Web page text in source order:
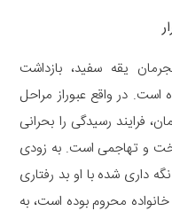
یقه سفید، بازداشت
است. در واقع عبوراز مراحل
فرایند رسیدگی را بحرانی
و تهاجمی است. به زودی
داری شده با او بد رفتاری
محروم بوده است، به